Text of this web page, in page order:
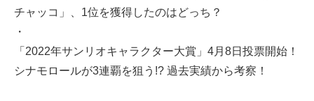
チャッコ」、1位を獲得したのはどっち？
・
「2022年サンリオキャラクター大賞」4月8日投票開始！
シナモロールが3連覇を狙う!? 過去実績から考察！